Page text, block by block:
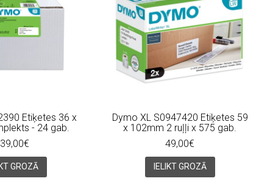
Etiķetes 36 x
- 24 gab.
GROZĀ
Dymo XL S0947420 Etiķetes 59
x 102mm 2 ruļļi x 575 gab.
49,00€
IELIKT GROZĀ